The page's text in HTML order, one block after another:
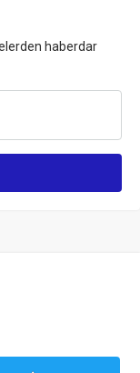
haberdar